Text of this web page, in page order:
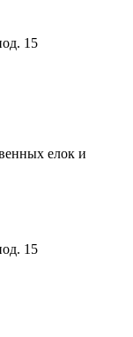
15
елок и
15